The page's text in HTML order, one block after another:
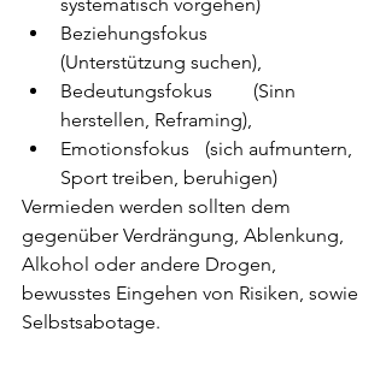
Beziehungsfokus
(Unterstützung suchen),
Bedeutungsfokus 	(Sinn
herstellen, Reframing),
Emotionsfokus 	(sich aufmuntern,
Sport treiben, beruhigen)
Vermieden werden sollten dem
gegenüber Verdrängung, Ablenkung,
Alkohol oder andere Drogen,
bewusstes Eingehen von Risiken, sowie
Selbstsabotage.